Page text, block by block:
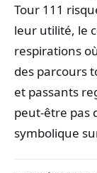
Tour 111
leur utilité, le
respirations
des parcours
et passants
peut‑être pas
symbolique